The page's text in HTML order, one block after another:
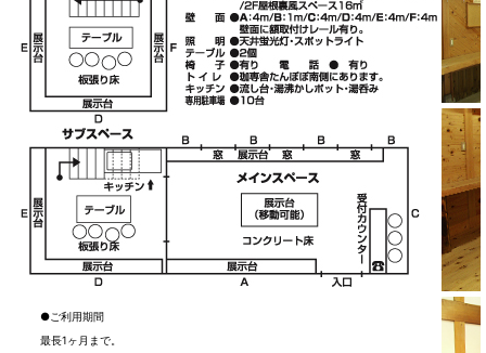
●ご利用期間
最長1ヶ月まで。